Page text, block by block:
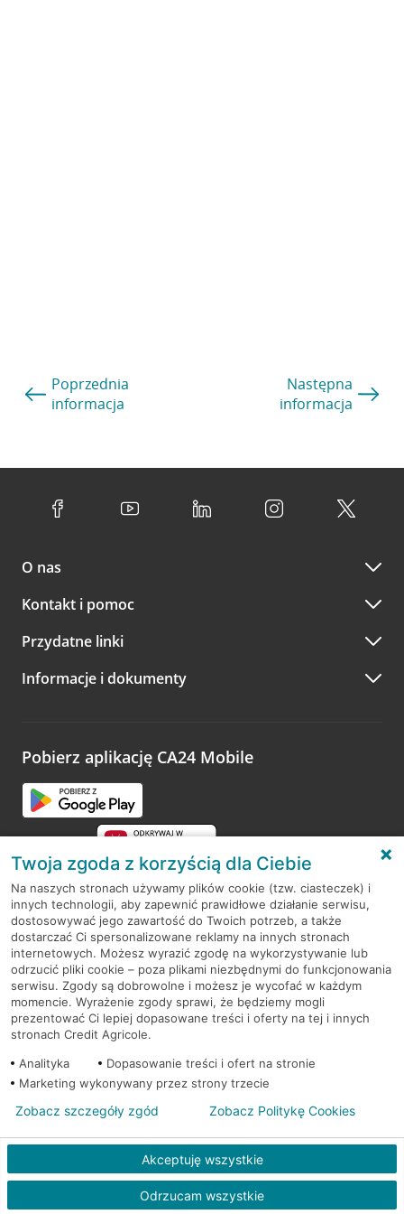
Poprzednia
informacja
Następna
informacja
O nas
Kontakt i pomoc
Przydatne linki
Informacje i dokumenty
Pobierz aplikację CA24 Mobile
RODO
Regulamin serwisu
Mapa serwisu
PolitykaCookies
© 2026 Credit Agricole Bank Polska S.A. Wszelkie prawa zastrzeżone
Twoja zgoda z korzyścią dla Ciebie
Na naszych stronach używamy plików cookie (tzw. ciasteczek) i
innych technologii, aby zapewnić prawidłowe działanie serwisu,
dostosowywać jego zawartość do Twoich potrzeb, a także
dostarczać Ci spersonalizowane reklamy na innych stronach
internetowych. Możesz wyrazić zgodę na wykorzystywanie lub
odrzucić pliki cookie – poza plikami niezbędnymi do funkcjonowania
serwisu. Zgody są dobrowolne i możesz je wycofać w każdym
momencie. Wyrażenie zgody sprawi, że będziemy mogli
prezentować Ci lepiej dopasowane treści i oferty na tej i innych
stronach Credit Agricole.
Analityka
Dopasowanie treści i ofert na stronie
Marketing wykonywany przez strony trzecie
Akceptuję wszystkie
Odrzucam wszystkie
Zobacz szczegóły zgód Zobacz Politykę Cookies